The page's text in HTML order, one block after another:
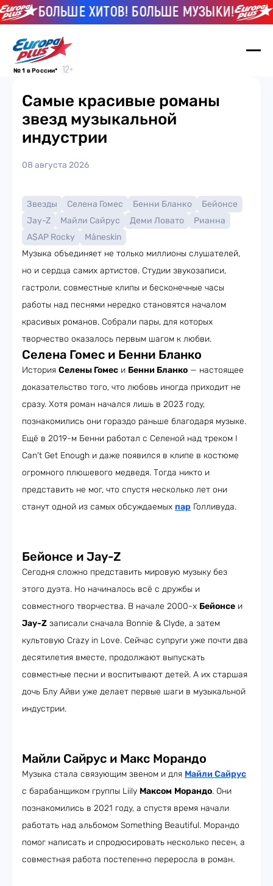
БОЛЬШЕ ХИТОВ! БОЛЬШЕ МУЗЫКИ!
№ 1 в России*
Самые красивые романы
звезд музыкальной
индустрии
08 августа 2026
Звезды Селена Гомес Бенни Бланко
Бейонсе
Jay-Z
Майли Сайрус Деми Ловато
Рианна
A$AP Rocky
Måneskin
Музыка объединяет не только миллионы слушателей,
но и сердца самих артистов. Студии звукозаписи,
гастроли, совместные клипы и бесконечные часы
работы над песнями нередко становятся началом
красивых романов. Собрали пары, для которых
творчество оказалось первым шагом к любви.
Селена Гомес и Бенни Бланко
История Селены Гомес и Бенни Бланко — настоящее
доказательство того, что любовь иногда приходит не
сразу. Хотя роман начался лишь в 2023 году,
познакомились они гораздо раньше благодаря музыке.
Ещё в 2019-м Бенни работал с Селеной над треком I
Can't Get Enough и даже появился в клипе в костюме
огромного плюшевого медведя. Тогда никто и
представить не мог, что спустя несколько лет они
станут одной из самых обсуждаемых пар Голливуда.
Бейонсе и Jay-Z
Сегодня сложно представить мировую музыку без
этого дуэта. Но начиналось всё с дружбы и
совместного творчества. В начале 2000-х Бейонсе и
Jay-Z записали сначала Bonnie & Clyde, а затем
культовую Crazy in Love. Сейчас супруги уже почти два
десятилетия вместе, продолжают выпускать
совместные песни и воспитывают детей. А их старшая
дочь Блу Айви уже делает первые шаги в музыкальной
индустрии.
Майли Сайрус и Макс Морандо
Музыка стала связующим звеном и для Майли Сайрус
с барабанщиком группы Liily Максом Морандо. Они
познакомились в 2021 году, а спустя время начали
работать над альбомом Something Beautiful. Морандо
помог написать и спродюсировать несколько песен, а
совместная работа постепенно переросла в роман.